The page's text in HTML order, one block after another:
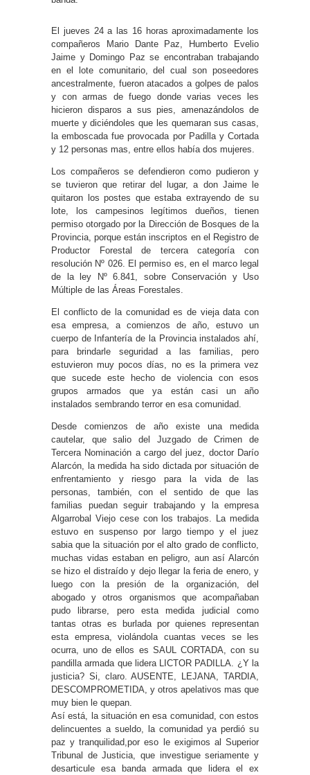
El jueves 24 a las 16 horas aproximadamente los
compañeros Mario Dante Paz, Humberto Evelio
Jaime y Domingo Paz se encontraban trabajando
en el lote comunitario, del cual son poseedores
ancestralmente, fueron atacados a golpes de palos
y con armas de fuego donde varias veces les
hicieron disparos a sus pies, amenazándolos de
muerte y diciéndoles que les quemaran sus casas,
la emboscada fue provocada por Padilla y Cortada
y 12 personas mas, entre ellos había dos mujeres.
Los compañeros se defendieron como pudieron y
se tuvieron que retirar del lugar, a don Jaime le
quitaron los postes que estaba extrayendo de su
lote, los campesinos legítimos dueños, tienen
permiso otorgado por la Dirección de Bosques de la
Provincia, porque están inscriptos en el Registro de
Productor Forestal de tercera categoría con
resolución Nº 026. El permiso es, en el marco legal
de la ley Nº 6.841, sobre Conservación y Uso
Múltiple de las Áreas Forestales.
El conflicto de la comunidad es de vieja data con
esa empresa, a comienzos de año, estuvo un
cuerpo de Infantería de la Provincia instalados ahí,
para brindarle seguridad a las familias, pero
estuvieron muy pocos días, no es la primera vez
que sucede este hecho de violencia con esos
grupos armados que ya están casi un año
instalados sembrando terror en esa comunidad.
Desde comienzos de año existe una medida
cautelar, que salio del Juzgado de Crimen de
Tercera Nominación a cargo del juez, doctor Darío
Alarcón, la medida ha sido dictada por situación de
enfrentamiento y riesgo para la vida de las
personas, también, con el sentido de que las
familias puedan seguir trabajando y la empresa
Algarrobal Viejo cese con los trabajos. La medida
estuvo en suspenso por largo tiempo y el juez
sabia que la situación por el alto grado de conflicto,
muchas vidas estaban en peligro, aun así Alarcón
se hizo el distraído y dejo llegar la feria de enero, y
luego con la presión de la organización, del
abogado y otros organismos que acompañaban
pudo librarse, pero esta medida judicial como
tantas otras es burlada por quienes representan
esta empresa, violándola cuantas veces se les
ocurra, uno de ellos es SAUL CORTADA, con su
pandilla armada que lidera LICTOR PADILLA. ¿Y la
justicia? Si, claro. AUSENTE, LEJANA, TARDIA,
DESCOMPROMETIDA, y otros apelativos mas que
muy bien le quepan.
Así está, la situación en esa comunidad, con estos
delincuentes a sueldo, la comunidad ya perdió su
paz y tranquilidad,por eso le exigimos al Superior
Tribunal de Justicia, que investigue seriamente y
desarticule esa banda armada que lidera el ex